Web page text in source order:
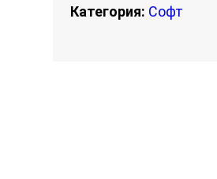
Категория: Софт